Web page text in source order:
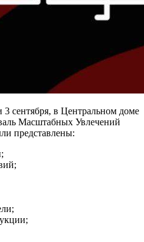
сентября, в Центральном доме
Масштабных Увлечений
представлены: